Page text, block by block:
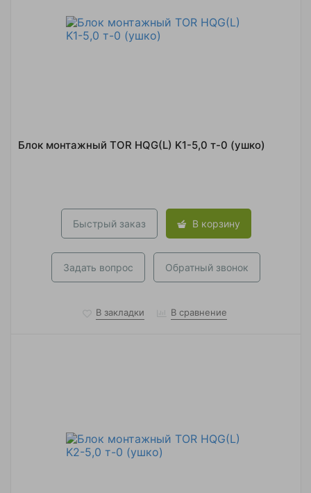
Блок монтажный TOR HQG(L) K1-5,0 т-0 (ушко)
Быстрый заказ В корзину
Задать вопрос Обратный звонок
В закладки В сравнение